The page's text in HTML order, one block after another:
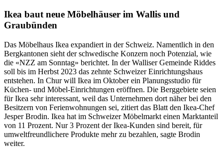
Ikea baut neue Möbelhäuser im Wallis und
Graubünden
Das Möbelhaus Ikea expandiert in der Schweiz. Namentlich in den
Bergkantonen sieht der schwedische Konzern noch Potenzial, wie
die «NZZ am Sonntag» berichtet. In der Walliser Gemeinde Riddes
soll bis im Herbst 2023 das zehnte Schweizer Einrichtungshaus
entstehen. In Chur will Ikea im Oktober ein Planungsstudio für
Küchen- und Möbel-Einrichtungen eröffnen. Die Berggebiete seien
für Ikea sehr interessant, weil das Unternehmen dort näher bei den
Besitzern von Ferienwohnungen sei, zitiert das Blatt den Ikea-Chef
Jesper Brodin. Ikea hat im Schweizer Möbelmarkt einen Marktanteil
von 11 Prozent. Nur 3 Prozent der Ikea-Kunden sind bereit, für
umweltfreundlichere Produkte mehr zu bezahlen, sagte Brodin
weiter.